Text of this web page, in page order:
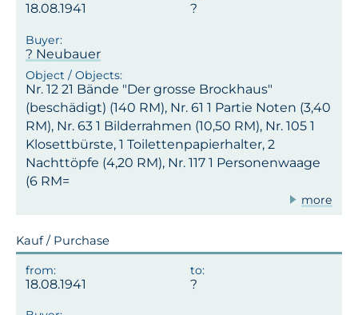
18.08.1941
? Neubauer
Nr. 12 21 Bände "Der grosse Brockhaus"
(beschädigt) (140 RM), Nr. 61 1 Partie Noten (3,40
RM), Nr. 63 1 Bilderrahmen (10,50 RM), Nr. 105 1
Klosettbürste, 1 Toilettenpapierhalter, 2
Nachttöpfe (4,20 RM), Nr. 117 1 Personenwaage
(6 RM=
more
Kauf / Purchase
18.08.1941